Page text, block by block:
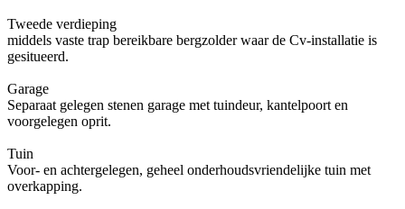
Tweede verdieping
middels vaste trap bereikbare bergzolder waar de Cv-installatie is
gesitueerd.
Garage
Separaat gelegen stenen garage met tuindeur, kantelpoort en
voorgelegen oprit.
Tuin
Voor- en achtergelegen, geheel onderhoudsvriendelijke tuin met
overkapping.